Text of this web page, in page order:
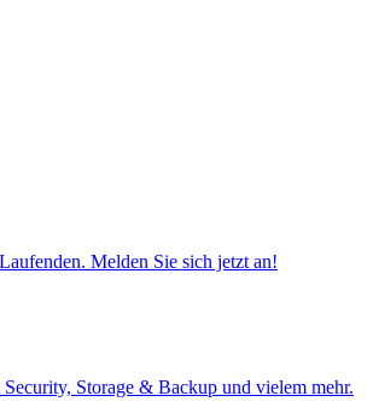
Melden Sie sich jetzt an!
Storage & Backup und vielem mehr.